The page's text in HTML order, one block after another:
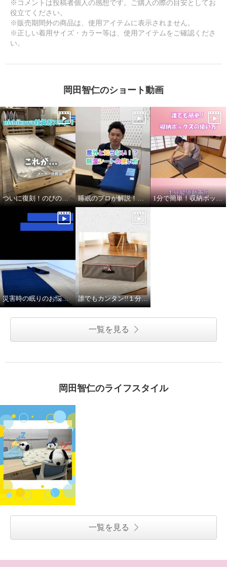
ｎｉｓｈｉｋａｗａ 西川 ふと
ん屋が考えた おふとんにやさし
ｎｉｓｈｉｋａｗａ 西川 ふと
ん屋が考えた おふとんにやさし
※コメントは投稿者個人の感想です。ご購入の際の目安としてお
役立てください。
※販売期間外の商品は、使用アイテムに表示されません。
※正しい着用サイズ・カラー等は、使用アイテムをご確認くださ
い。
岡田智仁のショート動画
ついに復刻！のびのびフィットシーツ 睡眠のプロが解説！除湿シート編 1分で簡単！収納ボックスの使い方
災害時の眠りのお悩みを解決！防災マットネレリーフネオ 誰でもカンタン!!１分でわかる!収納ボックスの使い方
一覧を見る
岡田智仁のライフスタイル
一覧を見る